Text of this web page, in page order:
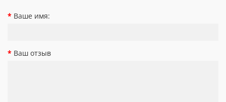
Ваше имя:
Ваш отзыв